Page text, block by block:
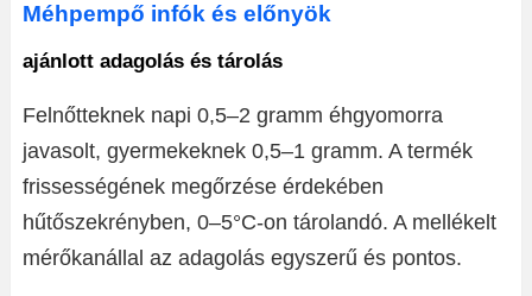
Méhpempő infók és előnyök
ajánlott adagolás és tárolás
Felnőtteknek napi 0,5–2 gramm éhgyomorra
javasolt, gyermekeknek 0,5–1 gramm. A termék
frissességének megőrzése érdekében
hűtőszekrényben, 0–5°C-on tárolandó. A mellékelt
mérőkanállal az adagolás egyszerű és pontos.